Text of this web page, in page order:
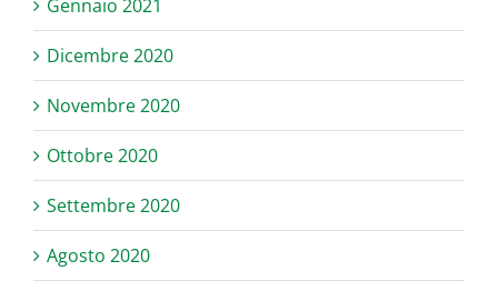
Gennaio 2021
Dicembre 2020
Novembre 2020
Ottobre 2020
Settembre 2020
Agosto 2020